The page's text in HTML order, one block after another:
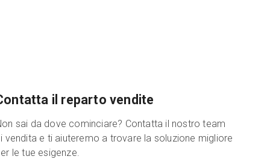
il reparto vendite
sai da dove cominciare? Contatta il nostro team
vendita e ti aiuteremo a trovare la soluzione migliore
le tue esigenze.